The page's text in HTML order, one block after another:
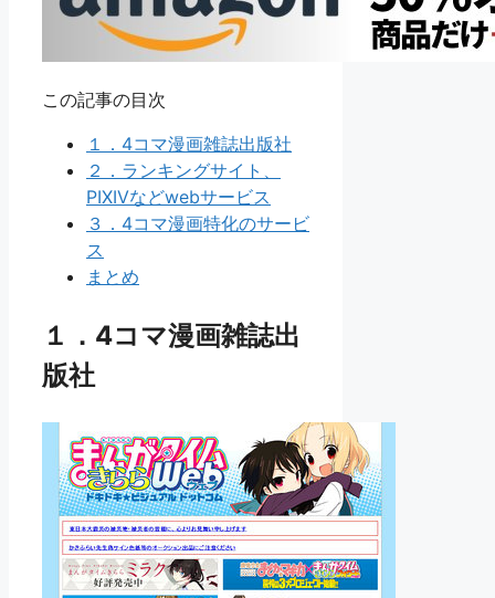
この記事の目次
１．4コマ漫画雑誌出版社
２．ランキングサイト、
PIXIVなどwebサービス
３．4コマ漫画特化のサービ
ス
まとめ
１．4コマ漫画雑誌出
版社